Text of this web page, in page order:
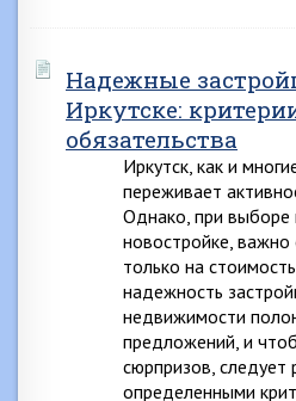
Надежные
Иркутске:
обязательства
Иркутск, как и
переживает
Однако, при выборе
новостройке,
только на
надежность
недвижимости
предложений, и
сюрпризов, следует
определенными